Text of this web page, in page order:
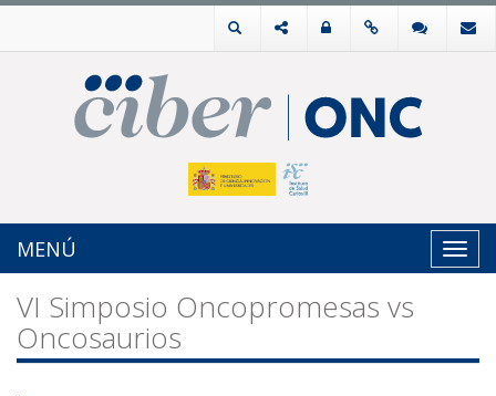
MENÚ
VI Simposio Oncopromesas vs
Oncosaurios